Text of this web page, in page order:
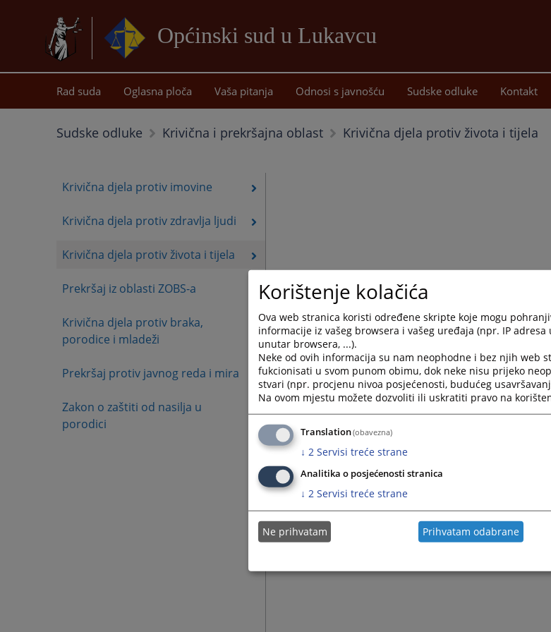
Općinski sud u Lukavcu
sadržaj
Rad suda Oglasna ploča Vaša pitanja Odnosi s javnošću Sudske odluke Kontakt
Sudske odluke Krivična i prekršajna oblast Krivična djela protiv života i tijela
Krivična djela protiv imovine
Krivična djela protiv zdravlja ljudi
Krivična djela protiv života i tijela
Prekršaj iz oblasti ZOBS-a
Krivična djela protiv braka,
porodice i mladeži
Prekršaj protiv javnog reda i mira
Zakon o zaštiti od nasilja u
porodici
Korištenje kolačića
Ova web stranica koristi određene skripte koje mogu
informacije iz vašeg browsera i vašeg uređaja (npr. IP
unutar browsera, ...).
Neke od ovih informacija su nam neophodne i bez njih web
fukcionisati u svom punom obimu, dok neke nisu prijeko
stvari (npr. procjenu nivoa posjećenosti, budućeg
Na ovom mjestu možete dozvoliti ili uskratiti pravo na
Translation(obavezna)
↓ 2 Servisi treće strane
Analitika o posjećenosti stranica
↓ 2 Servisi treće strane
Ne prihvatam Prihvatam odabrane